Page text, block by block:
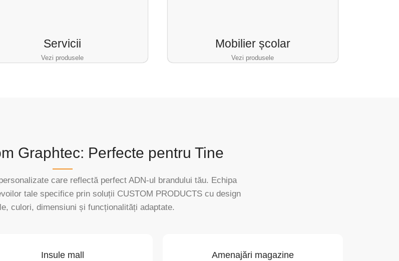
Servicii
Vezi produsele
Mobilier școlar
Vezi produsele
Graphtec: Perfecte pentru Tine
care reflectă perfect ADN-ul brandului tău. Echipa
tale specifice prin soluții CUSTOM PRODUCTS cu design
culori, dimensiuni și funcționalități adaptate.
Insule mall Amenajări magazine